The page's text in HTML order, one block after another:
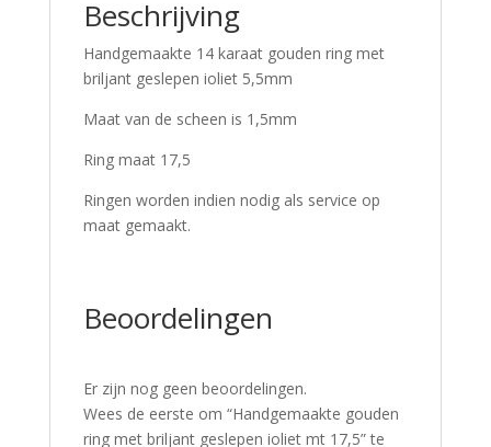
Beschrijving
Handgemaakte 14 karaat gouden ring met
briljant geslepen ioliet 5,5mm
Maat van de scheen is 1,5mm
Ring maat 17,5
Ringen worden indien nodig als service op
maat gemaakt.
Beoordelingen
Er zijn nog geen beoordelingen.
Wees de eerste om “Handgemaakte gouden
ring met briljant geslepen ioliet mt 17,5” te